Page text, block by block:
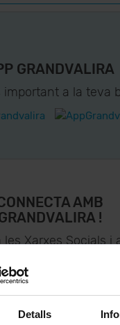
Detalls
GRANDVALIRA
important a la teva
AMB
!
Xarxes Socials i
últim el primer :)